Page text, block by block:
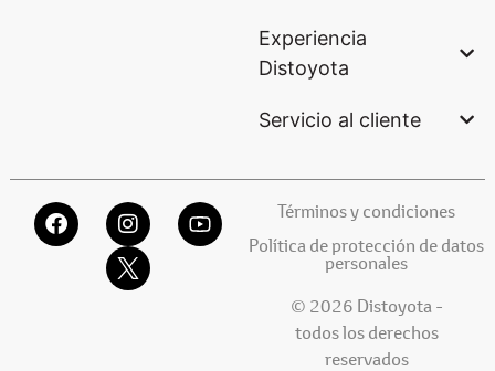
Experiencia
Distoyota
Servicio al cliente
Términos y condiciones
Política de protección de datos
personales
© 2026 Distoyota -
todos los derechos
reservados